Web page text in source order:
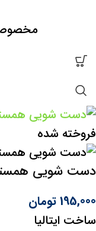
مخصوص
فروخته شده
دست شویی
195,000تومان
ساخت ایتالیا